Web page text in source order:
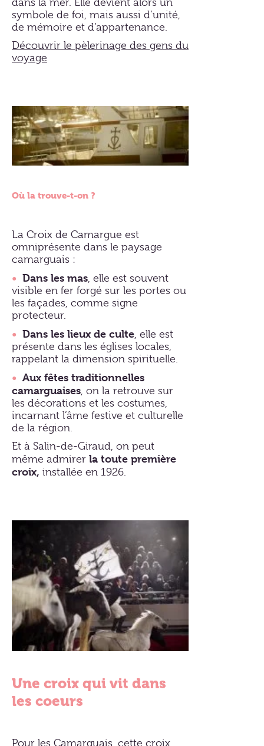
dans la mer. Elle devient alors un
symbole de foi, mais aussi d’unité,
de mémoire et d’appartenance.
Découvrir le pèlerinage des gens du
voyage
Où la trouve-t-on ?
La Croix de Camargue est
omniprésente dans le paysage
camarguais :
• Dans les mas, elle est souvent
visible en fer forgé sur les portes ou
les façades, comme signe
protecteur.
• Dans les lieux de culte, elle est
présente dans les églises locales,
rappelant la dimension spirituelle.
• Aux fêtes traditionnelles
camarguaises, on la retrouve sur
les décorations et les costumes,
incarnant l’âme festive et culturelle
de la région.
Et à Salin-de-Giraud, on peut
même admirer la toute première
croix, installée en 1926.
Une croix qui vit dans
les coeurs
Pour les Camarguais, cette croix